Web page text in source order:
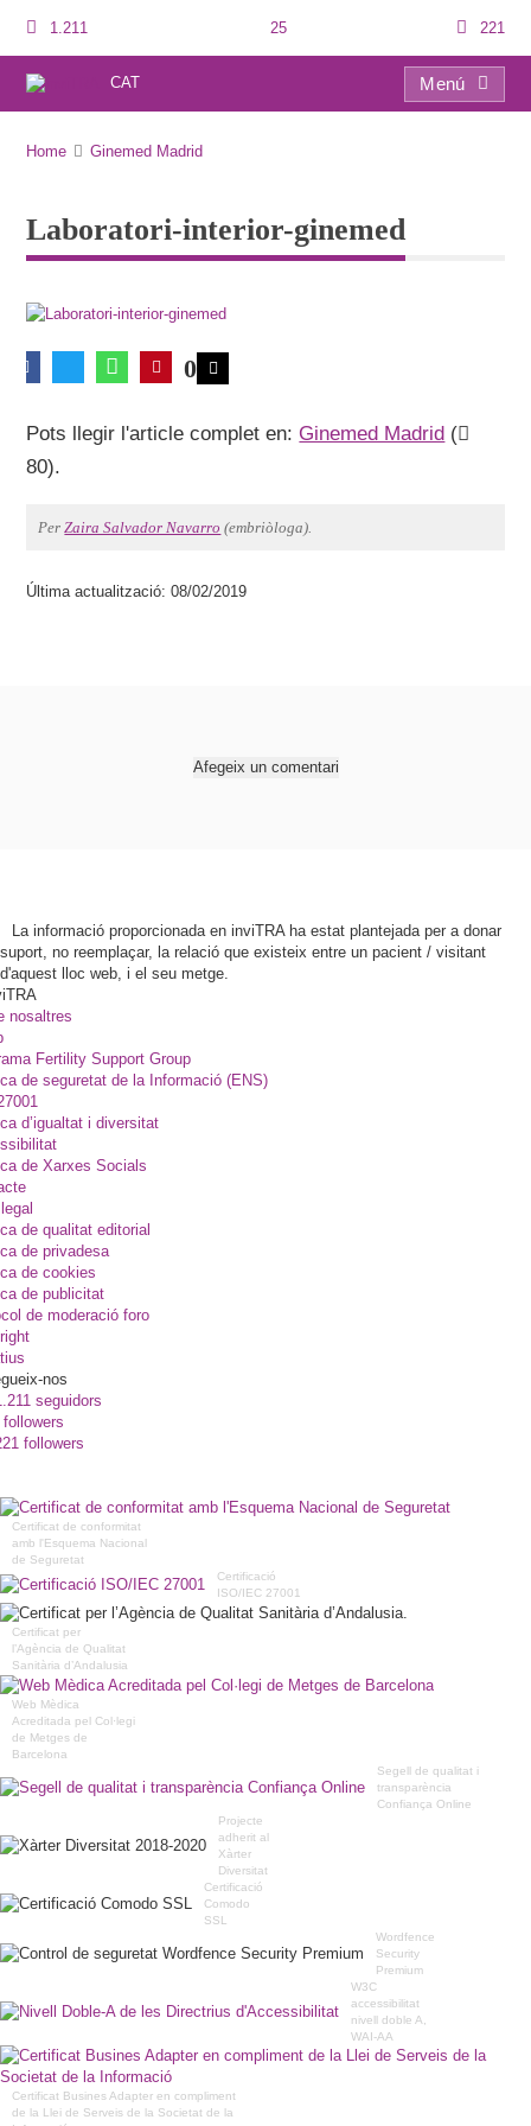
1.211 25 221
CAT
Menú
Home Ginemed Madrid
Laboratori-interior-ginemed
0
Pots llegir l'article complet en: Ginemed Madrid (
80).
PerZaira Salvador Navarro (embriòloga).
Última actualització: 08/02/2019
Afegeix un comentari
La informació proporcionada en inviTRA ha estat plantejada per a donar
suport, no reemplaçar, la relació que existeix entre un pacient / visitant
d'aquest lloc web, i el seu metge.
nosaltres
Fertility Support Group
de seguretat de la Informació (ENS)
d’igualtat i diversitat
de Xarxes Socials
de qualitat editorial
de privadesa
de cookies
de publicitat
de moderació foro
nos
seguidors
followers
followers
Certificat de conformitat
amb l'Esquema Nacional
de Seguretat
Certificació
ISO/IEC 27001
Certificat per
l’Agència de Qualitat
Sanitària d’Andalusia
Web Mèdica
Acreditada pel Col·legi
de Metges de
Barcelona
Segell de qualitat i
transparència
Confiança Online
Projecte
adherit al
Xàrter
Diversitat
Certificació
Comodo
SSL
Wordfence
Security
Premium
W3C
accessibilitat
nivell doble A,
WAI-AA
Certificat Busines Adapter en compliment
de la Llei de Serveis de la Societat de la